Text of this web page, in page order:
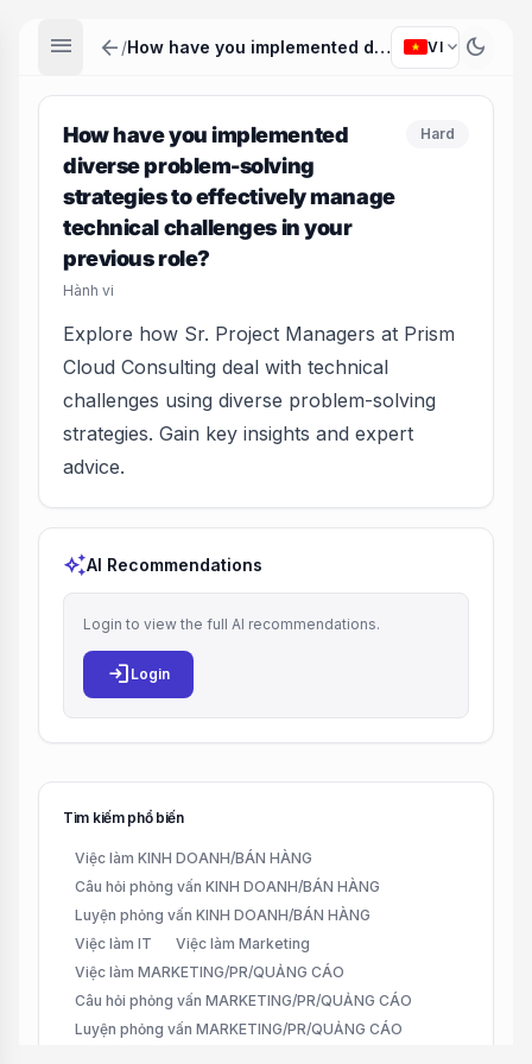
menu arrow_back / How have you implemented diverse problem-solving strategies to effectively manage technical challenges in your previous role? VI expand_more dark_mode
How have you implemented
diverse problem-solving
strategies to effectively manage
technical challenges in your
previous role?
Hành vi
Hard
Explore how Sr. Project Managers at Prism
Cloud Consulting deal with technical
challenges using diverse problem-solving
strategies. Gain key insights and expert
advice.
auto_awesomeAI Recommendations
Login to view the full AI recommendations.
login Login
Tìm kiếm phổ biến
Việc làm KINH DOANH/BÁN HÀNG
Câu hỏi phỏng vấn KINH DOANH/BÁN HÀNG
Luyện phỏng vấn KINH DOANH/BÁN HÀNG
Việc làm IT
Việc làm Marketing
Việc làm MARKETING/PR/QUẢNG CÁO
Câu hỏi phỏng vấn MARKETING/PR/QUẢNG CÁO
Luyện phỏng vấn MARKETING/PR/QUẢNG CÁO